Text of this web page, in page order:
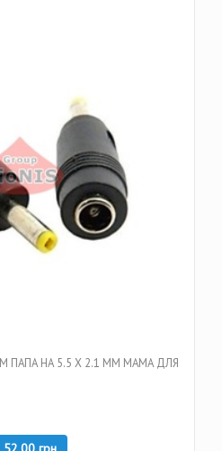
ПАПА НА 5.5 Х 2.1 ММ МАМА ДЛЯ